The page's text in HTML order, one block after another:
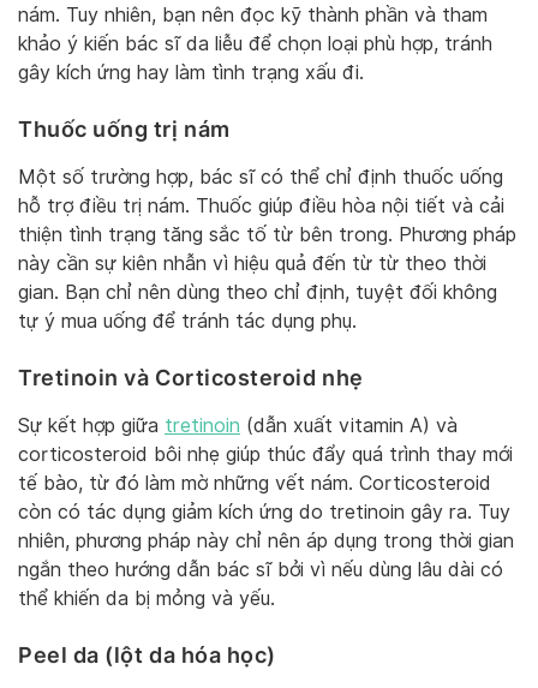
nám. Tuy nhiên, bạn nên đọc kỹ thành phần và tham
khảo ý kiến bác sĩ da liễu để chọn loại phù hợp, tránh
gây kích ứng hay làm tình trạng xấu đi.
Thuốc uống trị nám
Một số trường hợp, bác sĩ có thể chỉ định thuốc uống
hỗ trợ điều trị nám. Thuốc giúp điều hòa nội tiết và cải
thiện tình trạng tăng sắc tố từ bên trong. Phương pháp
này cần sự kiên nhẫn vì hiệu quả đến từ từ theo thời
gian. Bạn chỉ nên dùng theo chỉ định, tuyệt đối không
tự ý mua uống để tránh tác dụng phụ.
Tretinoin và Corticosteroid nhẹ
Sự kết hợp giữa tretinoin (dẫn xuất vitamin A) và
corticosteroid bôi nhẹ giúp thúc đẩy quá trình thay mới
tế bào, từ đó làm mờ những vết nám. Corticosteroid
còn có tác dụng giảm kích ứng do tretinoin gây ra. Tuy
nhiên, phương pháp này chỉ nên áp dụng trong thời gian
ngắn theo hướng dẫn bác sĩ bởi vì nếu dùng lâu dài có
thể khiến da bị mỏng và yếu.
Peel da (lột da hóa học)